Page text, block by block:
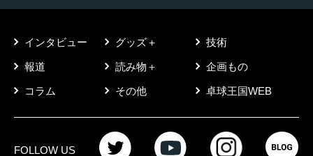
インタビュー グッズ＋ 技術
報道 読み物＋ 企画もの
コラム その他 卓球王国WEB
FOLLOW US